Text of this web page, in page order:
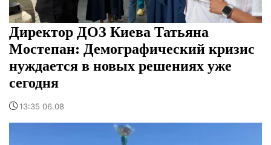
Директор ДОЗ Киева Татьяна
Мостепан: Демографический кризис
нуждается в новых решениях уже
сегодня
13:35 06.08